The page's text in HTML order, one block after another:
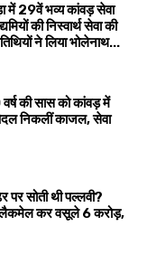
29वें भव्य कांवड़ सेवा
की निस्वार्थ सेवा की
ने लिया भोलेनाथ...
की सास को कांवड़ में
पैदल निकलीं काजल, सेवा
सोती थी पल्लवी?
कर वसूले ₹6 करोड़,